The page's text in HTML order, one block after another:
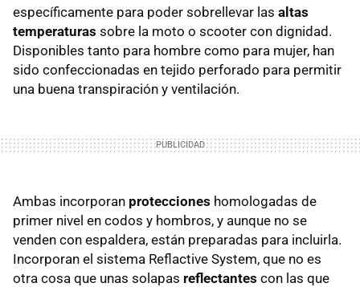
específicamente para poder sobrellevar las altas
temperaturas sobre la moto o scooter con dignidad.
Disponibles tanto para hombre como para mujer, han
sido confeccionadas en tejido perforado para permitir
una buena transpiración y ventilación.
Ambas incorporan protecciones homologadas de
primer nivel en codos y hombros, y aunque no se
venden con espaldera, están preparadas para incluirla.
Incorporan el sistema Reflactive System, que no es
otra cosa que unas solapas reflectantes con las que